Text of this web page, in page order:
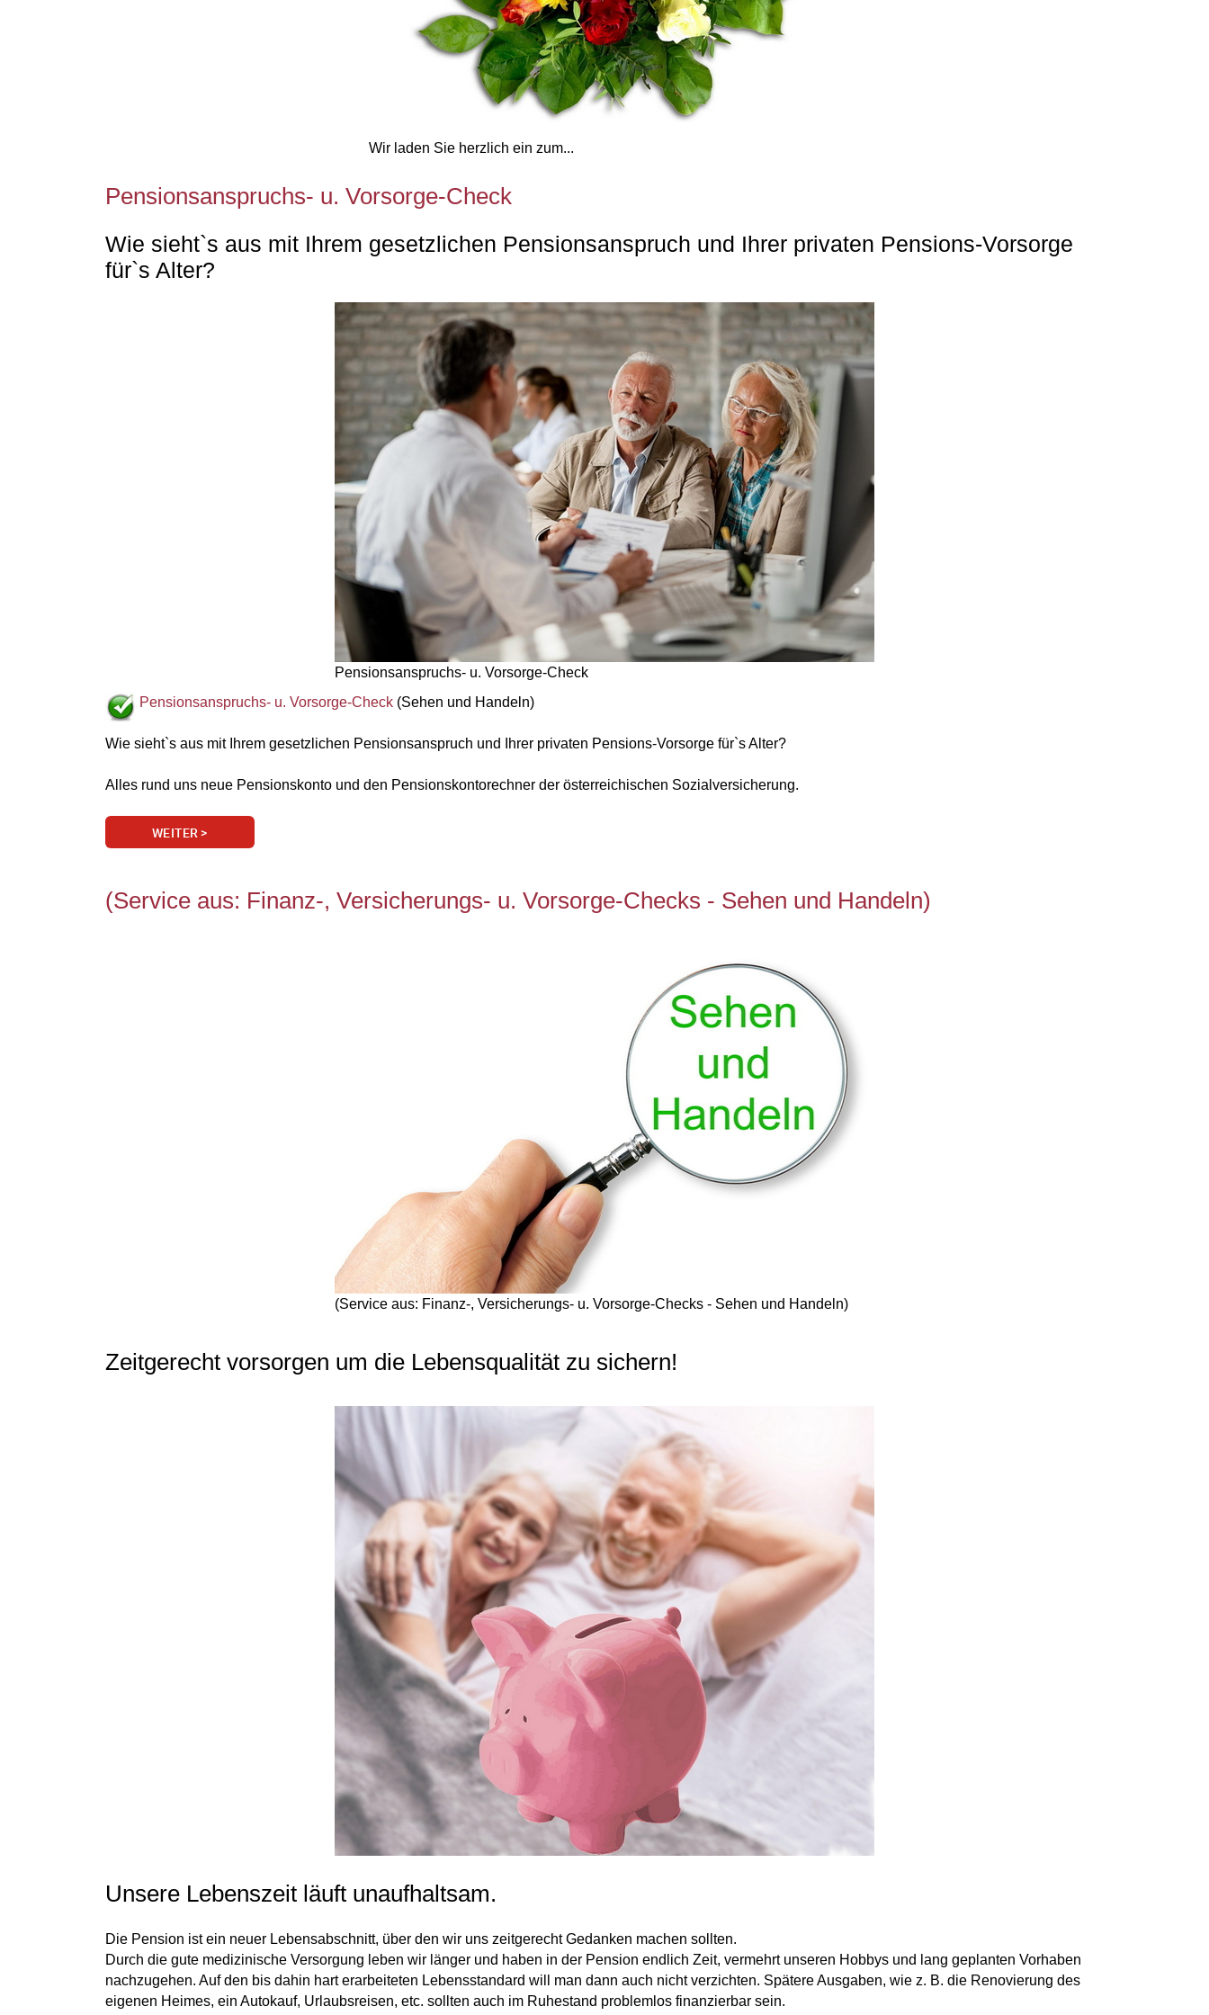
Wir laden Sie herzlich ein zum...
Pensionsanspruchs- u. Vorsorge-Check
Wie sieht`s aus mit Ihrem gesetzlichen Pensionsanspruch und Ihrer privaten Pensions-Vorsorge
für`s Alter?
Pensionsanspruchs- u. Vorsorge-Check
Pensionsanspruchs- u. Vorsorge-Check (Sehen und Handeln)
Wie sieht`s aus mit Ihrem gesetzlichen Pensionsanspruch und Ihrer privaten Pensions-Vorsorge für`s Alter?
Alles rund uns neue Pensionskonto und den Pensionskontorechner der österreichischen Sozialversicherung.
WEITER >
(Service aus: Finanz-, Versicherungs- u. Vorsorge-Checks - Sehen und Handeln)
(Service aus: Finanz-, Versicherungs- u. Vorsorge-Checks - Sehen und Handeln)
Zeitgerecht vorsorgen um die Lebensqualität zu sichern!
Unsere Lebenszeit läuft unaufhaltsam.
Die Pension ist ein neuer Lebensabschnitt, über den wir uns zeitgerecht Gedanken machen sollten.
Durch die gute medizinische Versorgung leben wir länger und haben in der Pension endlich Zeit, vermehrt unseren Hobbys und lang geplanten Vorhaben
nachzugehen. Auf den bis dahin hart erarbeiteten Lebensstandard will man dann auch nicht verzichten. Spätere Ausgaben, wie z. B. die Renovierung des
eigenen Heimes, ein Autokauf, Urlaubsreisen, etc. sollten auch im Ruhestand problemlos finanzierbar sein.